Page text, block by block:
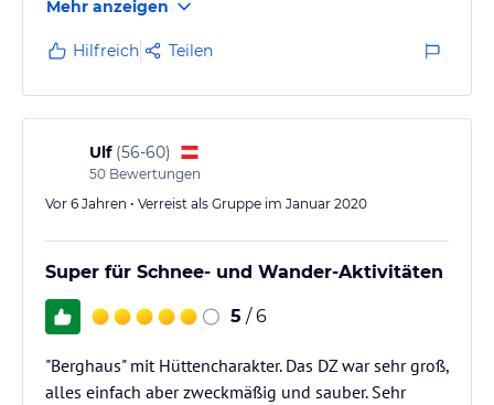
Mehr anzeigen
Hilfreich Teilen
Ulf (56-60)
50 Bewertungen
Vor 6 Jahren • Verreist als Gruppe im Januar 2020
Super für Schnee- und Wander-Aktivitäten
5 / 6
"Berghaus" mit Hüttencharakter. Das DZ war sehr groß,
alles einfach aber zweckmäßig und sauber. Sehr